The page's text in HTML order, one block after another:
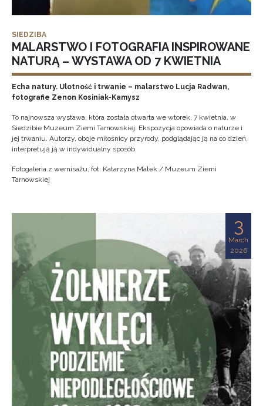
SIEDZIBA
MALARSTWO I FOTOGRAFIA INSPIROWANE
NATURĄ – WYSTAWA OD 7 KWIETNIA
Echa natury. Ulotność i trwanie – malarstwo Lucja Radwan,
fotografie Zenon Kosiniak-Kamysz
To najnowsza wystawa, która została otwarta we wtorek, 7 kwietnia, w
Siedzibie Muzeum Ziemi Tarnowskiej. Ekspozycja opowiada o naturze i
jej trwaniu. Autorzy, oboje miłośnicy przyrody, podglądając ją na co dzień,
interpretują ją w indywidualny sposób.
Fotogaleria z wernisażu, fot: Katarzyna Małek / Muzeum Ziemi
Tarnowskiej
3
March
2026